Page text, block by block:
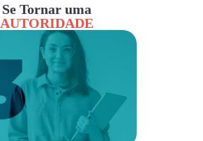
Se Tornar uma
AUTORIDADE